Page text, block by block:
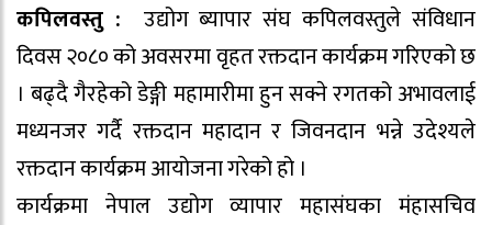
कपिलवस्तु :
उद्योग ब्यापार संघ कपिलवस्तुले संविधान
दिवस २०८० को अवसरमा वृहत रक्तदान कार्यक्रम गरिएको छ
। बढ्दै गैरहेको डेङ्गी महामारीमा हुन सक्ने रगतको अभावलाई
मध्यनजर गर्दै रक्तदान महादान र जिवनदान भन्ने उदेश्यले
रक्तदान कार्यक्रम आयोजना गरेको हो ।
कार्यक्रमा नेपाल उद्योग व्यापार महासंघका मंहासचिव